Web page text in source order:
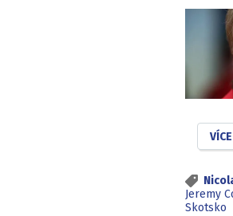
Jeremy
Skotsko